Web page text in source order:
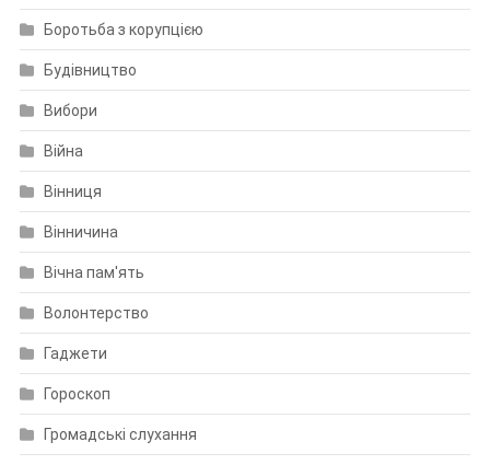
Боротьба з корупцією
Будівництво
Вибори
Війна
Вінниця
Вінничина
Вічна пам'ять
Волонтерство
Гаджети
Гороскоп
Громадські слухання